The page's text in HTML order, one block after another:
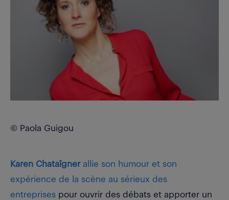
© Paola Guigou
Karen Chataîgner allie son humour et son
expérience de la scène au sérieux des
entreprises pour ouvrir des débats et apporter un